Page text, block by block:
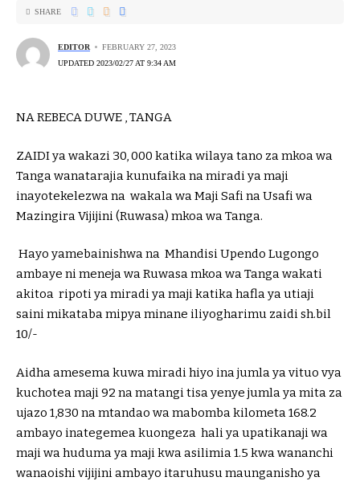
EDITOR
FEBRUARY 27, 2023
UPDATED 2023/02/27 AT 9:34 AM
SHARE
NA REBECA DUWE , TANGA
ZAIDI ya wakazi 30, 000 katika wilaya tano za mkoa wa
Tanga wanatarajia kunufaika na miradi ya maji
inayotekelezwa na wakala wa Maji Safi na Usafi wa
Mazingira Vijijini (Ruwasa) mkoa wa Tanga.
Hayo yamebainishwa na Mhandisi Upendo Lugongo
ambaye ni meneja wa Ruwasa mkoa wa Tanga wakati
akitoa ripoti ya miradi ya maji katika hafla ya utiaji
saini mikataba mipya minane iliyogharimu zaidi sh.bil
10/-
Aidha amesema kuwa miradi hiyo ina jumla ya vituo vya
kuchotea maji 92 na matangi tisa yenye jumla ya mita za
ujazo 1,830 na mtandao wa mabomba kilometa 168.2
ambayo inategemea kuongeza hali ya upatikanaji wa
maji wa huduma ya maji kwa asilimia 1.5 kwa wananchi
wanaoishi vijijini ambayo itaruhusu maunganisho ya